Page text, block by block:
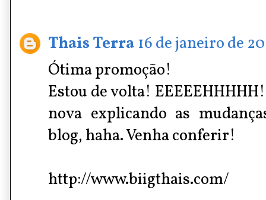
Thais Terra 16 de janeiro de
Ótima promoção!
Estou de volta!
nova explicando as
blog, haha. Venha conferir!
http://www.biigthais.com/